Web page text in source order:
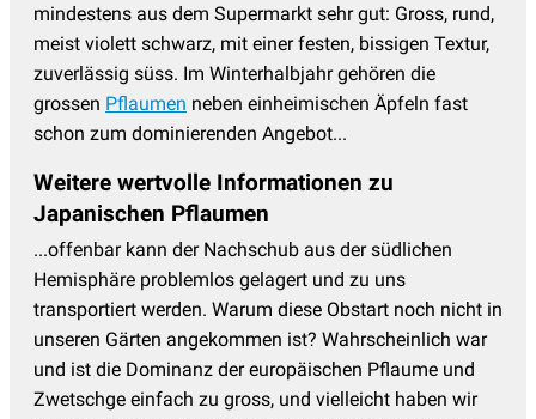
mindestens aus dem Supermarkt sehr gut: Gross, rund,
meist violett schwarz, mit einer festen, bissigen Textur,
zuverlässig süss. Im Winterhalbjahr gehören die
grossen Pflaumen neben einheimischen Äpfeln fast
schon zum dominierenden Angebot...
Weitere wertvolle Informationen zu
Japanischen Pflaumen
...offenbar kann der Nachschub aus der südlichen
Hemisphäre problemlos gelagert und zu uns
transportiert werden. Warum diese Obstart noch nicht in
unseren Gärten angekommen ist? Wahrscheinlich war
und ist die Dominanz der europäischen Pflaume und
Zwetschge einfach zu gross, und vielleicht haben wir